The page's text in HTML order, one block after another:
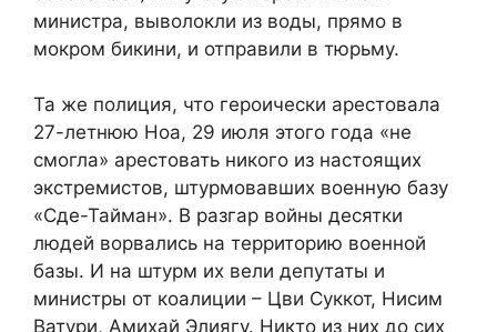
министра, выволокли из воды, прямо в
мокром бикини, и отправили в тюрьму.
Та же полиция, что героически арестовала
27-летнюю Ноа, 29 июля этого года «не
смогла» арестовать никого из настоящих
экстремистов, штурмовавших военную базу
«Сде-Тайман». В разгар войны десятки
людей ворвались на территорию военной
базы. И на штурм их вели депутаты и
министры от коалиции – Цви Суккот, Нисим
Ватури, Амихай Элиягу. Никто из них до сих